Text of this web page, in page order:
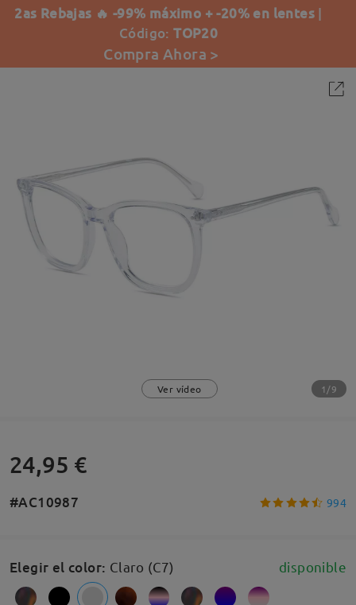
2as Rebajas 🔥 -99% máximo + -20% en lentes |
Código:TOP20
Compra Ahora >
Ver vídeo 1/9
24,95 €
#AC10987 994
Elegir el color: Claro (C7) disponible